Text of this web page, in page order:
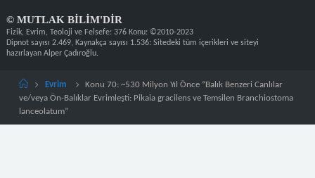
to
content
© MUTLAK BILIM'DIR
HomeEvrim
Konu 70: ~530 Milyon Yıl Önce “Balık Benzeri Canlılar
ve/veya Ön-Balıklar Evrimleşti: Pikaia gracilens ve Temsilen Branchiostoma
lanceolatum”